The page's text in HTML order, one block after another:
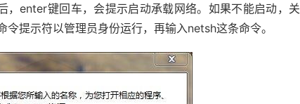
，enter键回车，会提示启动承载网络。如果不能启动，关
提示符以管理员身份运行，再输入netsh这条命令。